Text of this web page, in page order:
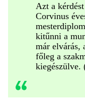
Azt a
Corvinus
kitűnni a
már elvárás,
főleg a